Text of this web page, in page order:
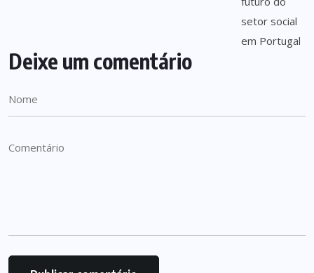
Deixe um comentário